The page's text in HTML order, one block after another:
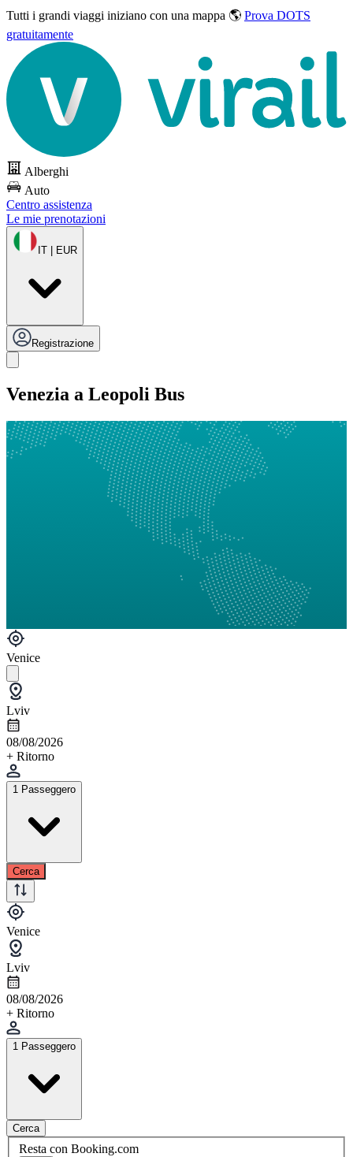
Tutti i grandi viaggi iniziano con una mappa 🌎 Prova DOTS
gratuitamente
Alberghi
Auto
Centro assistenza
Le mie prenotazioni
IT | EUR
Registrazione
Venezia a Leopoli Bus
Venice
Lviv
08/08/2026
+ Ritorno
1 Passeggero
Cerca
Venice
Lviv
08/08/2026
+ Ritorno
1 Passeggero
Cerca
Resta con Booking.com